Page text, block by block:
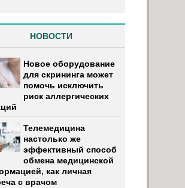
НОВОСТИ
Новое оборудование
для скрининга может
помочь исключить
риск аллергических
Телемедицина
настолько же
эффективный способ
обмена медицинской
как личная
с врачом